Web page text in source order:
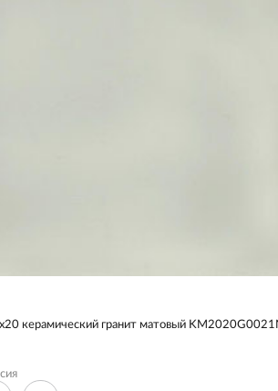
керамический гранит матовый